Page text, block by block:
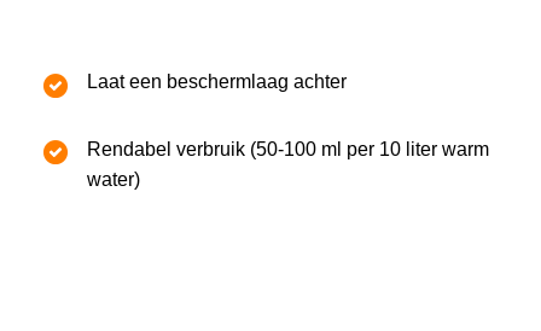
Laat een beschermlaag achter
Rendabel verbruik (50-100 ml per 10 liter warm
water)